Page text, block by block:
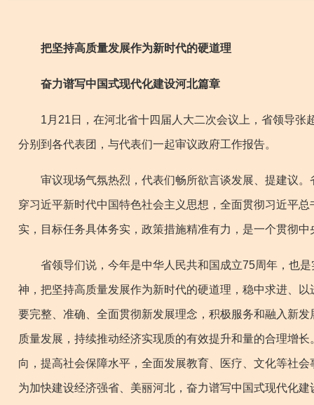
把坚持高质量发展作为新时代的硬道理
奋力谱写中国式现代化建设河北篇章
1月21日，在河北省十四届人大二次会议上，省领导张
分别到各代表团，与代表们一起审议政府工作报告。
审议现场气氛热烈，代表们畅所欲言谈发展、提建议。
穿习近平新时代中国特色社会主义思想，全面贯彻习近平
实，目标任务具体务实，政策措施精准有力，是一个贯彻
省领导们说，今年是中华人民共和国成立75周年，也是
神，把坚持高质量发展作为新时代的硬道理，稳中求进、
要完整、准确、全面贯彻新发展理念，积极服务和融入新
质量发展，持续推动经济实现质的有效提升和量的合理增
向，提高社会保障水平，全面发展教育、医疗、文化等社
为加快建设经济强省、美丽河北，奋力谱写中国式现代化